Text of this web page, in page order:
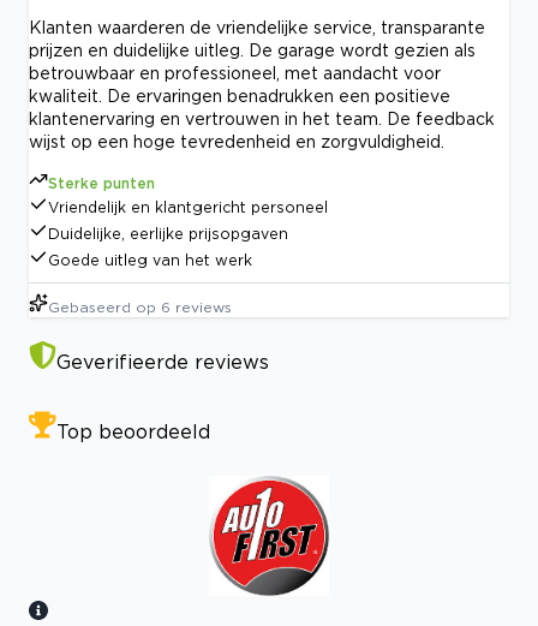
Klanten waarderen de vriendelijke service, transparante
prijzen en duidelijke uitleg. De garage wordt gezien als
betrouwbaar en professioneel, met aandacht voor
kwaliteit. De ervaringen benadrukken een positieve
klantenervaring en vertrouwen in het team. De feedback
wijst op een hoge tevredenheid en zorgvuldigheid.
Sterke punten
Vriendelijk en klantgericht personeel
Duidelijke, eerlijke prijsopgaven
Goede uitleg van het werk
Gebaseerd op 6 reviews
Geverifieerde reviews
Top beoordeeld